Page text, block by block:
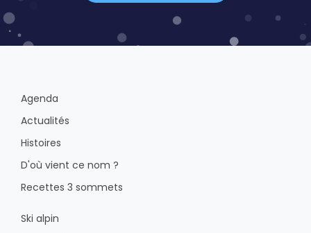
Agenda
Actualités
Histoires
D'où vient ce nom ?
Recettes 3 sommets
Ski alpin